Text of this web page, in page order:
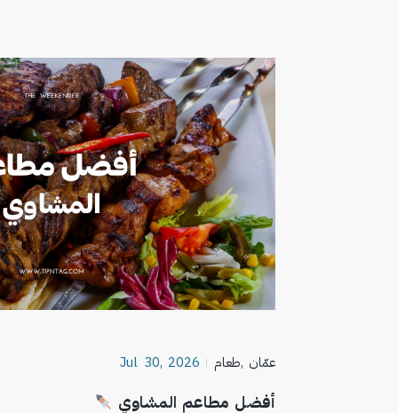
Jul 30, 2026 طعام, عمّان
أفضل مطاعم المشاوي